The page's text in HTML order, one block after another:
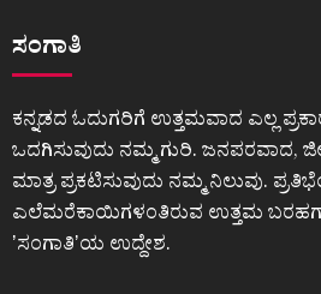
ಸಂಗಾತಿ
ಕನ್ನಡದ ಓದುಗರಿಗೆ ಉತ್ತಮವಾದ ಎಲ್ಲ
ಒದಗಿಸುವುದು ನಮ್ಮ ಗುರಿ. ಜನಪರವಾದ,
ಮಾತ್ರ ಪ್ರಕಟಿಸುವುದು ನಮ್ಮ ನಿಲುವು.
ಎಲೆಮರೆಕಾಯಿಗಳಂತಿರುವ ಉತ್ತಮ
ʼಸಂಗಾತಿʼಯ ಉದ್ದೇಶ.